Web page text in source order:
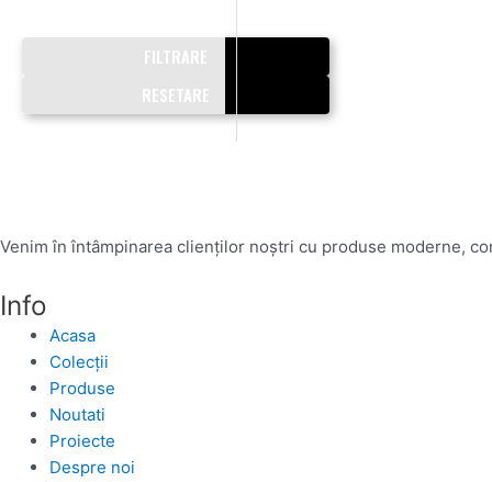
FILTRARE
RESETARE
Venim în întâmpinarea clienților noștri cu produse moderne,
Info
Acasa
Colecții
Produse
Noutati
Proiecte
Despre noi